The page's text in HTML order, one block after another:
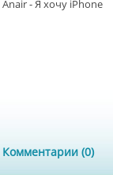
Anair - Я хочу iPhone
Комментарии (0)